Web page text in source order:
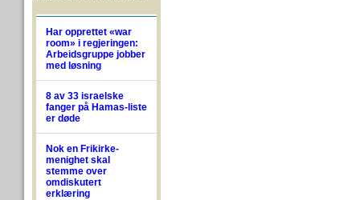
Har opprettet «war
room» i regjeringen:
Arbeidsgruppe jobber
med løsning
8 av 33 israelske
fanger på Hamas-liste
er døde
Nok en Frikirke-
menighet skal
stemme over
omdiskutert
erklæring